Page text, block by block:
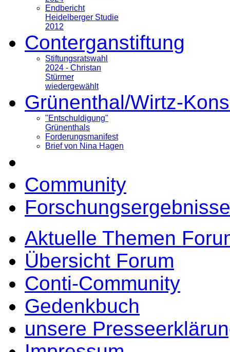
Endbericht
Heidelberger Studie
2012
Conterganstiftung
Stiftungsratswahl
2024 - Christan
Stürmer
wiedergewählt
Grünenthal/Wirtz-
"Entschuldigung"
Grünenthals
Forderungsmanifest
Brief von Nina Hagen
Community
Aktuelle Themen
Übersicht Forum
Conti-Community
Gedenkbuch
unsere